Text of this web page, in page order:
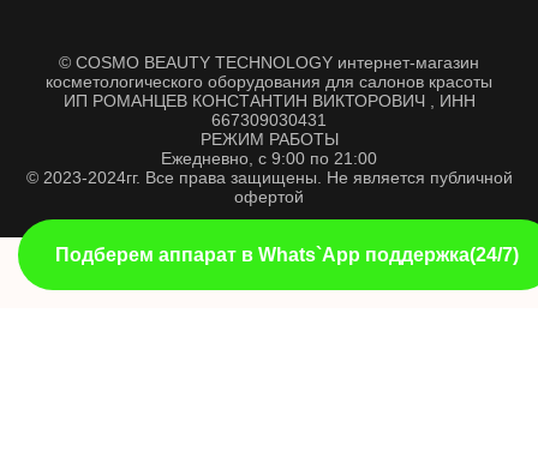
© COSMO BEAUTY TECHNOLOGY интернет-магазин
косметологического оборудования для салонов красоты
ИП РОМАНЦЕВ КОНСТАНТИН ВИКТОРОВИЧ , ИНН
667309030431
РЕЖИМ РАБОТЫ
Ежедневно, с 9:00 по 21:00
© 2023-2024гг. Все права защищены. Не является публичной
офертой
Подберем аппарат в Whats`App поддержка(24/7)